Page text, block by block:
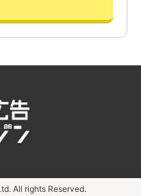
All rights Reserved.